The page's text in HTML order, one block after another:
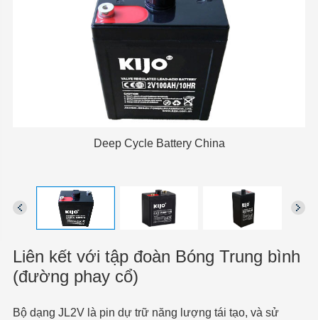
Deep Cycle Battery China
Liên kết với tập đoàn Bóng Trung bình
(đường phay cổ)
Bộ dạng JL2V là pin dự trữ năng lượng tái tạo, và sử